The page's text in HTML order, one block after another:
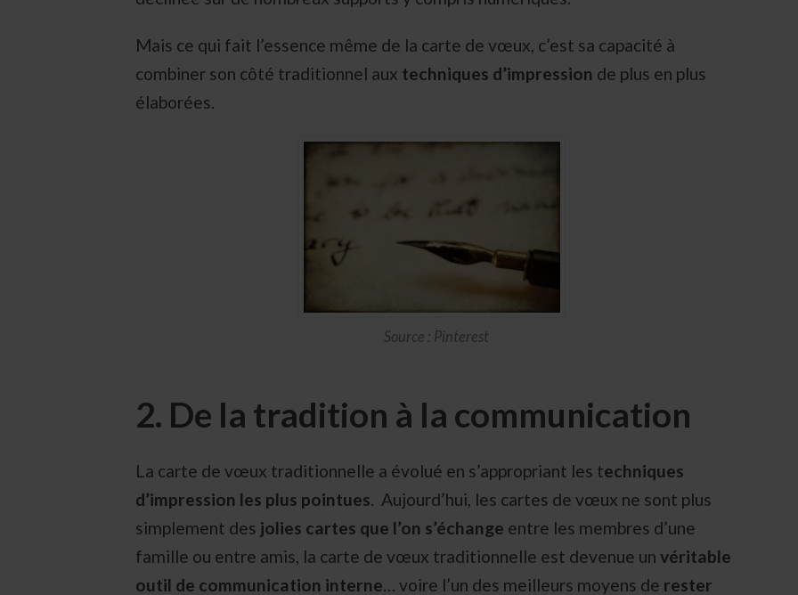
Mais ce qui fait l’essence même de la carte de vœux, c’est sa capacité à
combiner son côté traditionnel aux techniques d’impression de plus en plus
élaborées.
Source : Pinterest
2. De la tradition à la communication
La carte de vœux traditionnelle a évolué en s’appropriant les techniques
d’impression les plus pointues. Aujourd’hui, les cartes de vœux ne sont plus
simplement des jolies cartes que l’on s’échange entre les membres d’une
famille ou entre amis, la carte de vœux traditionnelle est devenue un véritable
outil de communication interne… voire l’un des meilleurs moyens de rester